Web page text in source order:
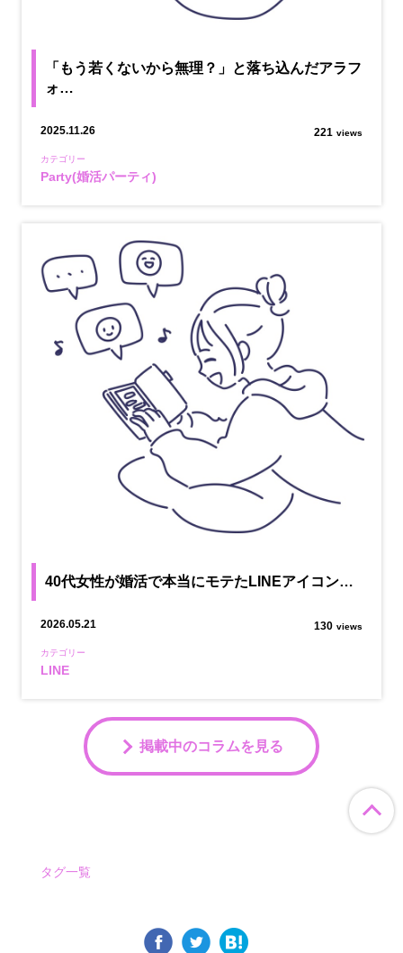
「もう若くないから無理？」と落ち込んだアラフ
ォ…
2025.11.26 221 views
カテゴリー
Party(婚活パーティ)
40代女性が婚活で本当にモテたLINEアイコン…
2026.05.21 130 views
カテゴリー
LINE
掲載中のコラムを見る
タグ一覧